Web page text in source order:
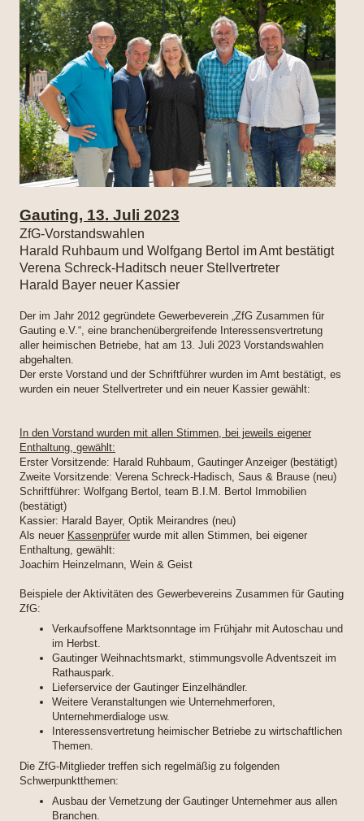
Gauting, 13. Juli 2023
ZfG-Vorstandswahlen
Harald Ruhbaum und Wolfgang Bertol im Amt bestätigt
Verena Schreck-Haditsch neuer Stellvertreter
Harald Bayer neuer Kassier
Der im Jahr 2012 gegründete Gewerbeverein „ZfG Zusammen für
Gauting e.V.“, eine branchenübergreifende Interessensvertretung
aller heimischen Betriebe, hat am 13. Juli 2023 Vorstandswahlen
abgehalten.
Der erste Vorstand und der Schriftführer wurden im Amt bestätigt, es
wurden ein neuer Stellvertreter und ein neuer Kassier gewählt:
In den Vorstand wurden mit allen Stimmen, bei jeweils eigener
Enthaltung, gewählt:
Erster Vorsitzende: Harald Ruhbaum, Gautinger Anzeiger (bestätigt)
Zweite Vorsitzende: Verena Schreck-Hadisch, Saus & Brause (neu)
Schriftführer: Wolfgang Bertol, team B.I.M. Bertol Immobilien
(bestätigt)
Kassier: Harald Bayer, Optik Meirandres (neu)
Als neuer Kassenprüfer wurde mit allen Stimmen, bei eigener
Enthaltung, gewählt:
Joachim Heinzelmann, Wein & Geist
Beispiele der Aktivitäten des Gewerbevereins Zusammen für Gauting
ZfG:
Verkaufsoffene Marktsonntage im Frühjahr mit Autoschau und
im Herbst.
Gautinger Weihnachtsmarkt, stimmungsvolle Adventszeit im
Rathauspark.
Lieferservice der Gautinger Einzelhändler.
Weitere Veranstaltungen wie Unternehmerforen,
Unternehmerdialoge usw.
Interessensvertretung heimischer Betriebe zu wirtschaftlichen
Themen.
Die ZfG-Mitglieder treffen sich regelmäßig zu folgenden
Schwerpunktthemen:
Ausbau der Vernetzung der Gautinger Unternehmer aus allen
Branchen.